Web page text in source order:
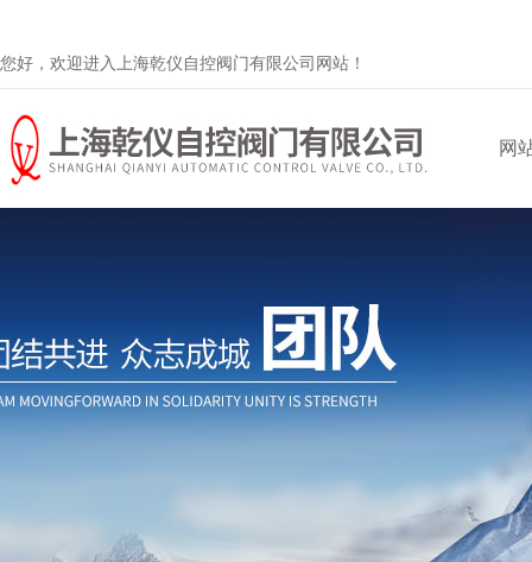
您好，欢迎进入上海乾仪自控阀门有限公司网站！
网